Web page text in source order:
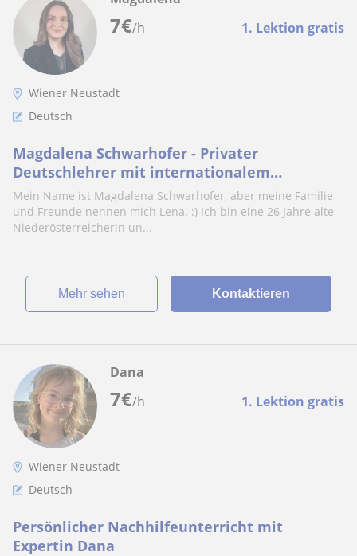
7€/h 1. Lektion gratis
Wiener Neustadt
Deutsch
Magdalena Schwarhofer - Privater
Deutschlehrer mit internationalem
Hintergrund und Leidenschaft für Sprachen.
Mein Name ist Magdalena Schwarhofer, aber meine Familie
und Freunde nennen mich Lena. :) Ich bin eine 26 Jahre alte
Niederösterreicherin un...
Mehr sehen Kontaktieren
7€/h 1. Lektion gratis
Dana
Wiener Neustadt
Deutsch
Persönlicher Nachhilfeunterricht mit
Expertin Dana